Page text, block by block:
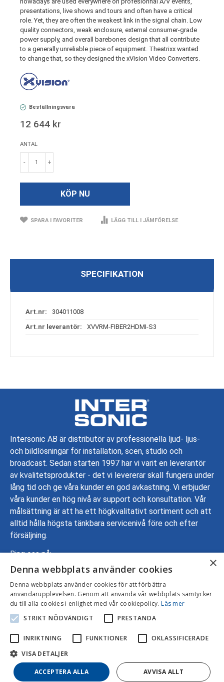
presentations, live shows and tours and often have a critical
role. Yet, they are often the weakest link in the signal chain. Low
quality connectors, weak enclosure, external consumer-grade
power supply, and overall barebones design that all contribute
to a generally unreliable piece of equipment. Theatrixx wanted
to change that, so they designed the xVision Video Converters.
Beställningsvara
12 644 kr
ANTAL
- +
KÖP NU
SPARA I FAVORITER LÄGG TILL I JÄMFÖRELSE
SPECIFIKATION
Specifikation304011008
XVVRM-FIBER2HDMI-S3
Intersonic AB är distributör av professionella ljud- ljus-
och bildlösningar för installation, scen, studio och
broadcast. Sedan starten 1997 har vi varit en leverantör
av kvalitetsprodukter - det vi levererar skall fungera under
lång tid och ge våra kunder en god avkastning. Vi erbjuder
våra kunder en hög nivå av support och konsultation. Vår
målsättning är att ha ett högkvalitativt sortiment och att
alltid hålla högsta tänkbara servicenivå före och efter
försäljning.
Ring oss på:
08-799 70 00
Adress: Gustavslundsvägen 137, 167 51 Bromma
Mejla oss:info@intersonic.se
×
Denna webbplats använder cookies
Denna webbplats använder cookies för att förbättra
användarupplevelsen. Genom att använda vår webbplats samtycker
du till alla cookies i enlighet med vår cookiepolicy.Läs mer
STRIKT NÖDVÄNDIGT
PRESTANDA
INRIKTNING FUNKTIONER
OKLASSIFICERADE
VISA DETALJER
ACCEPTERA ALLA AVVISA ALLT